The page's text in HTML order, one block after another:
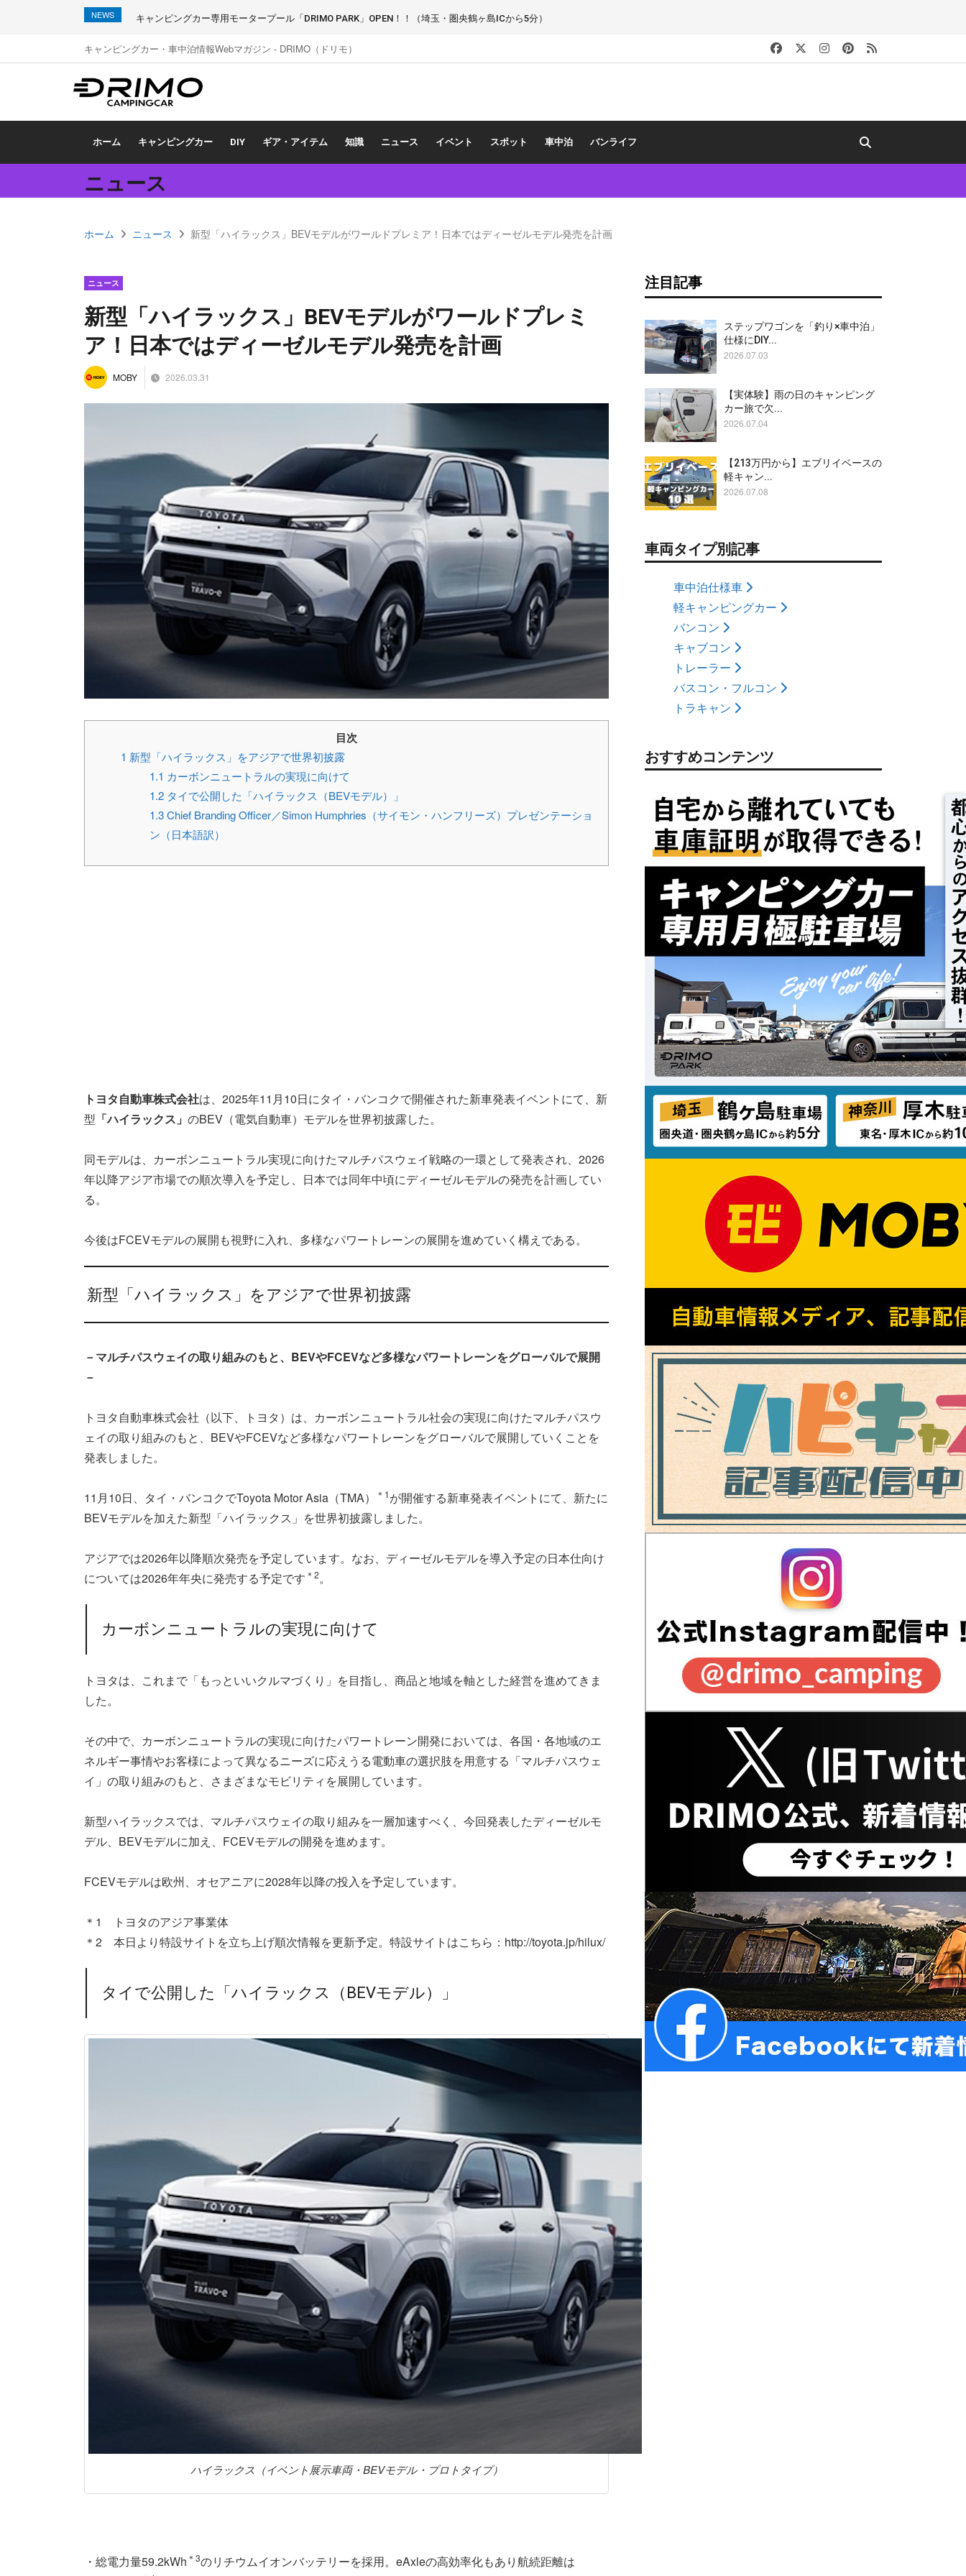
NEWS キャンピングカー専用モータープール「DRIMO PARK」OPEN！！（埼玉・圏央鶴ヶ島ICから5分）
キャンピングカー・車中泊情報Webマガジン - DRIMO（ドリモ）
ホーム キャンピングカー DIY ギア・アイテム 知識 ニュース イベント スポット 車中泊 バンライフ
ニュース
ホーム ニュース 新型「ハイラックス」BEVモデルがワールドプレミア！日本ではディーゼルモデル発売を計画
ニュース
新型「ハイラックス」BEVモデルがワールドプレミ
ア！日本ではディーゼルモデル発売を計画
MOBY 2026.03.31
目次
1 新型「ハイラックス」をアジアで世界初披露
1.1 カーボンニュートラルの実現に向けて
1.2 タイで公開した「ハイラックス（BEVモデル）」
1.3Chief Branding Officer／Simon Humphries（サイモン・ハンフリーズ）プレゼンテーショ
ン（日本語訳）
トヨタ自動車株式会社は、2025年11月10日にタイ・バンコクで開催された新車発表イベントにて、新
型 「ハイラックス」 のBEV（電気自動車）モデルを世界初披露した。
同モデルは、カーボンニュートラル実現に向けたマルチパスウェイ戦略の一環として発表され、2026
年以降アジア市場での順次導入を予定し、日本では同年中頃にディーゼルモデルの発売を計画してい
る。
今後はFCEVモデルの展開も視野に入れ、多様なパワートレーンの展開を進めていく構えである。
新型「ハイラックス」をアジアで世界初披露
－マルチパスウェイの取り組みのもと、BEVやFCEVなど多様なパワートレーンをグローバルで展開
－
トヨタ自動車株式会社（以下、トヨタ）は、カーボンニュートラル社会の実現に向けたマルチパスウ
ェイの取り組みのもと、BEVやFCEVなど多様なパワートレーンをグローバルで展開していくことを
発表しました。
11月10日、タイ・バンコクでToyota Motor Asia（TMA） ＊1が開催する新車発表イベントにて、新たに
BEVモデルを加えた新型「ハイラックス」を世界初披露しました。
アジアでは2026年以降順次発売を予定しています。なお、ディーゼルモデルを導入予定の日本仕向け
については2026年年央に発売する予定です ＊2。
カーボンニュートラルの実現に向けて
トヨタは、これまで「もっといいクルマづくり」を目指し、商品と地域を軸とした経営を進めてきま
した。
その中で、カーボンニュートラルの実現に向けたパワートレーン開発においては、各国・各地域のエ
ネルギー事情やお客様によって異なるニーズに応えうる電動車の選択肢を用意する「マルチパスウェ
イ」の取り組みのもと、さまざまなモビリティを展開しています。
新型ハイラックスでは、マルチパスウェイの取り組みを一層加速すべく、今回発表したディーゼルモ
デル、BEVモデルに加え、FCEVモデルの開発を進めます。
FCEVモデルは欧州、オセアニアに2028年以降の投入を予定しています。
＊1 トヨタのアジア事業体
＊2 本日より特設サイトを立ち上げ順次情報を更新予定。特設サイトはこちら：http://toyota.jp/hilux/
タイで公開した「ハイラックス（BEVモデル）」
ハイラックス（イベント展示車両・BEVモデル・プロトタイプ）
・総電力量59.2kWh ＊3のリチウムイオンバッテリーを採用。eAxleの高効率化もあり航続距離は
注目記事
ステップワゴンを「釣り×車中泊」
仕様にDIY...
2026.07.03
【実体験】雨の日のキャンピング
カー旅で欠...
2026.07.04
【213万円から】エブリイベースの
軽キャン...
2026.07.08
車両タイプ別記事
車中泊仕様車
軽キャンピングカー
バンコン
キャブコン
トレーラー
バスコン・フルコン
トラキャン
おすすめコンテンツ